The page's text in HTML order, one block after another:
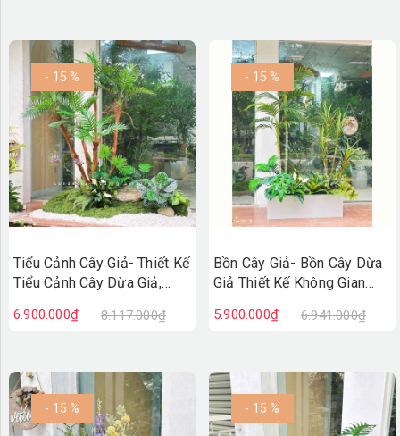
- 15 %
Tiểu Cảnh Cây Giả- Thiết Kế
Tiểu Cảnh Cây Dừa Giả,
Xanh (160X140X190cm)-
6.900.000₫ 8.117.000₫
- 15 %
Bồn Cây Giả- Bồn Cây Dừa
Giả Thiết Kế Không Gian
(150X80X200cm)- BC255
5.900.000₫ 6.941.000₫
- 15 % - 15 %